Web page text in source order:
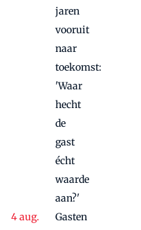
jaren
vooruit
naar
toekomst:
'Waar
hecht
de
gast
écht
waarde
aan?'
Gasten